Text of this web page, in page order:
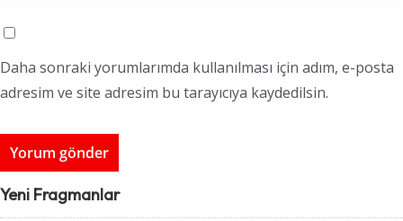
Daha sonraki yorumlarımda kullanılması için adım, e-posta
adresim ve site adresim bu tarayıcıya kaydedilsin.
Yeni Fragmanlar